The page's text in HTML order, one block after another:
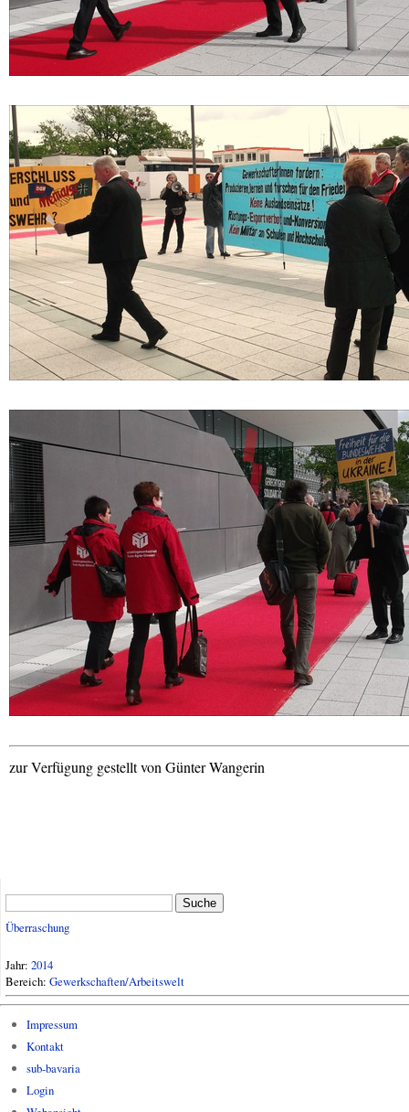
zur Verfügung gestellt von Günter Wangerin
Suche
Überraschung
Jahr: 2014
Bereich: Gewerkschaften/Arbeitswelt
Impressum
Kontakt
sub-bavaria
Login